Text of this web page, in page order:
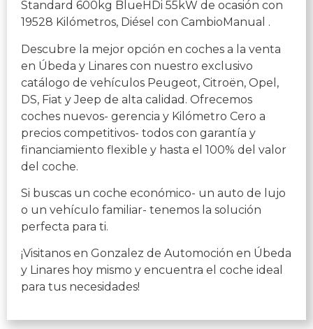
Standard 600kg BlueHDi 55kW de ocasión con
19528 Kilómetros, Diésel con CambioManual .
Descubre la mejor opción en coches a la venta
en Úbeda y Linares con nuestro exclusivo
catálogo de vehículos Peugeot, Citroën, Opel,
DS, Fiat y Jeep de alta calidad. Ofrecemos
coches nuevos- gerencia y Kilómetro Cero a
precios competitivos- todos con garantía y
financiamiento flexible y hasta el 100% del valor
del coche.
Si buscas un coche económico- un auto de lujo
o un vehículo familiar- tenemos la solución
perfecta para ti.
¡Visitanos en Gonzalez de Automoción en Úbeda
y Linares hoy mismo y encuentra el coche ideal
para tus necesidades!